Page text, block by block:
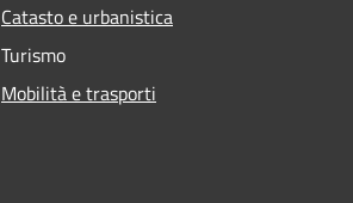
Catasto e urbanistica
Turismo
Mobilità e trasporti